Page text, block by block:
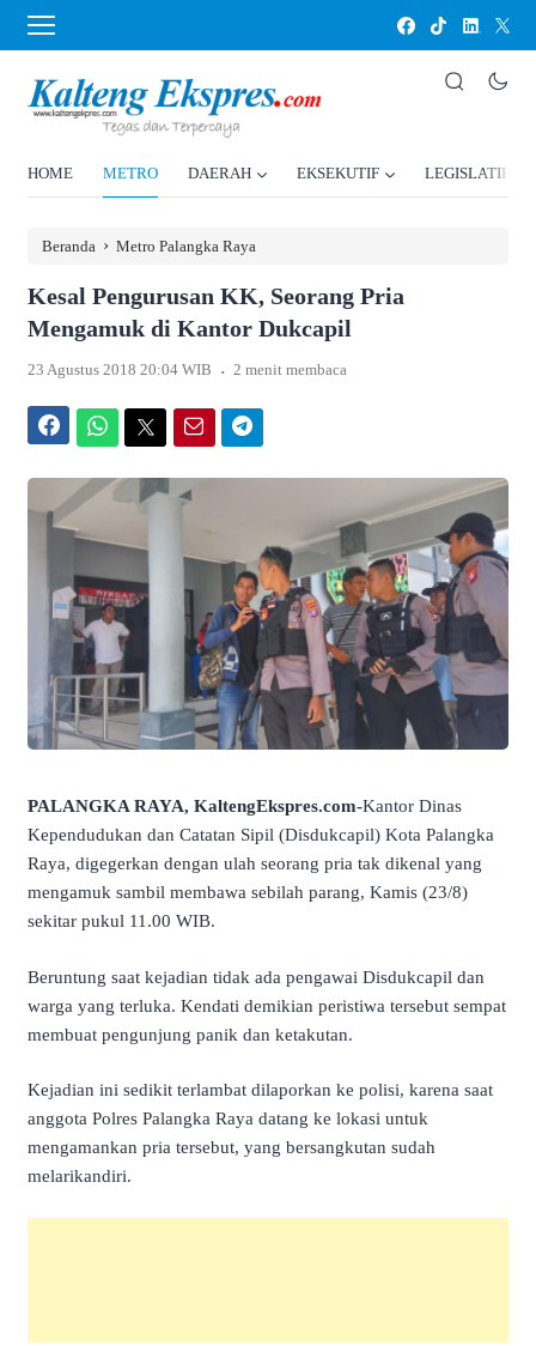
HOME METRO DAERAH EKSEKUTIF LEGISLATIF
Beranda › Metro Palangka Raya
Kesal Pengurusan KK, Seorang Pria
Mengamuk di Kantor Dukcapil
23 Agustus 2018 20:04 WIB . 2 menit membaca
PALANGKA RAYA, KaltengEkspres.com-Kantor Dinas
Kependudukan dan Catatan Sipil (Disdukcapil) Kota Palangka
Raya, digegerkan dengan ulah seorang pria tak dikenal yang
mengamuk sambil membawa sebilah parang, Kamis (23/8)
sekitar pukul 11.00 WIB.
Beruntung saat kejadian tidak ada pengawai Disdukcapil dan
warga yang terluka. Kendati demikian peristiwa tersebut sempat
membuat pengunjung panik dan ketakutan.
Kejadian ini sedikit terlambat dilaporkan ke polisi, karena saat
anggota Polres Palangka Raya datang ke lokasi untuk
mengamankan pria tersebut, yang bersangkutan sudah
melarikandiri.